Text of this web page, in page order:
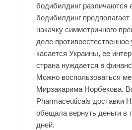
бодибилдинг различаются
бодибилдинг
накачку симметричного
деле
касается Украины, ее
страна нуждается в
Можно воспользоваться
Мирзакарима Норбекова.
Pharmaceuticals доставки
обещала вернуть деньги в
дней.